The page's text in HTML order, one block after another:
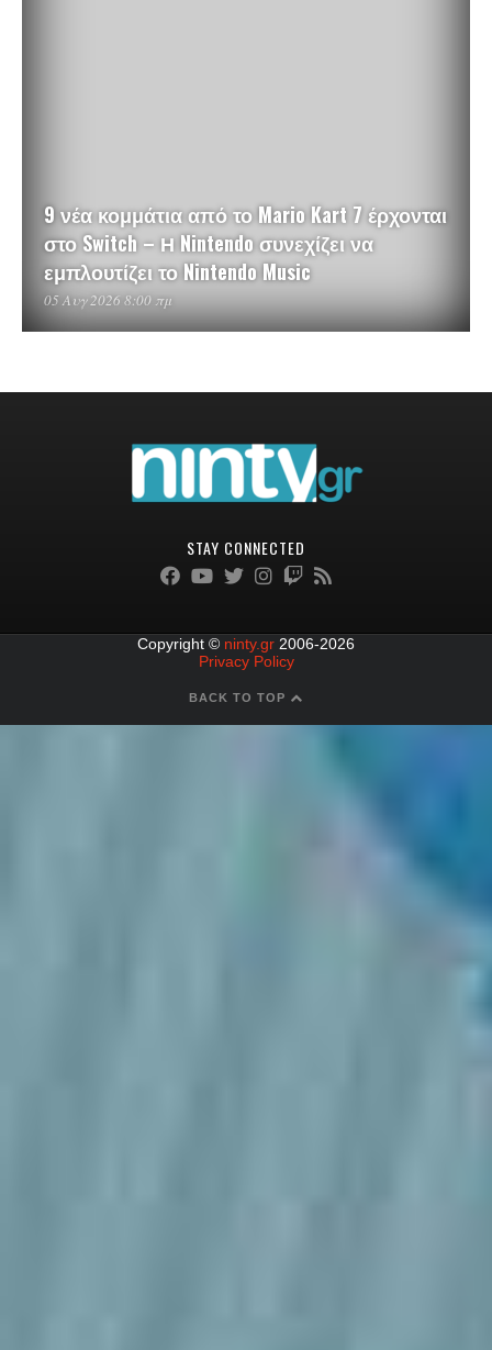
9 νέα κομμάτια από το Mario Kart 7 έρχονται
στο Switch – Η Nintendo συνεχίζει να
εμπλουτίζει το Nintendo Music
05 Αυγ 2026 8:00 πμ
STAY CONNECTED
Copyright © ninty.gr 2006-2026
Privacy Policy
BACK TO TOP